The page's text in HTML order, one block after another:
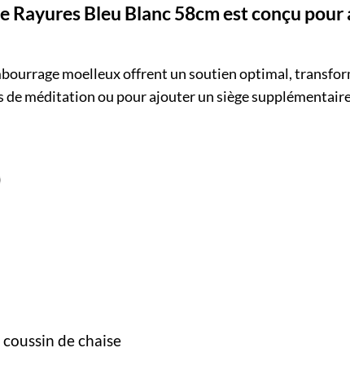
Rayures Bleu Blanc 58cm est conçu
moelleux offrent un soutien optimal,
méditation ou pour ajouter un siège supplémentaire
coussin de chaise